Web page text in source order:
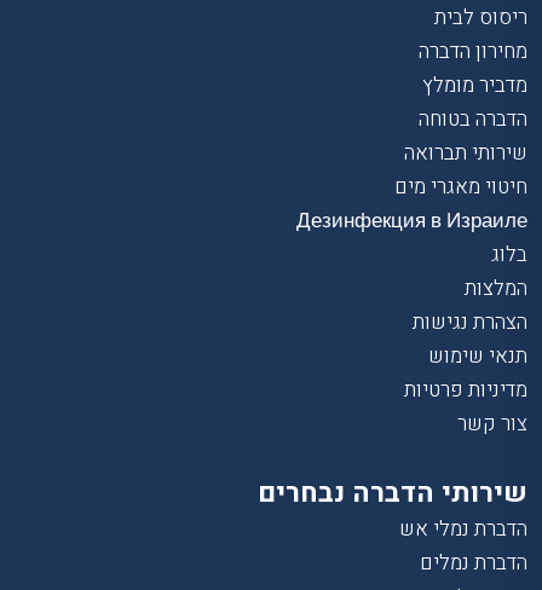
ריסוס לבית
מחירון הדברה
מדביר מומלץ
הדברה בטוחה
שירותי תברואה
חיטוי מאגרי מים
Дезинфекция в Израиле
בלוג
המלצות
הצהרת נגישות
תנאי שימוש
מדיניות פרטיות
צור קשר
שירותי הדברה נבחרים
הדברת נמלי אש
הדברת נמלים